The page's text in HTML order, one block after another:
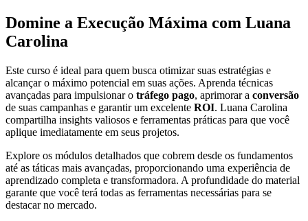
Domine a Execução Máxima com Luana
Carolina
Este curso é ideal para quem busca otimizar suas estratégias e
alcançar o máximo potencial em suas ações. Aprenda técnicas
avançadas para impulsionar o tráfego pago, aprimorar a conversão
de suas campanhas e garantir um excelente ROI. Luana Carolina
compartilha insights valiosos e ferramentas práticas para que você
aplique imediatamente em seus projetos.
Explore os módulos detalhados que cobrem desde os fundamentos
até as táticas mais avançadas, proporcionando uma experiência de
aprendizado completa e transformadora. A profundidade do material
garante que você terá todas as ferramentas necessárias para se
destacar no mercado.